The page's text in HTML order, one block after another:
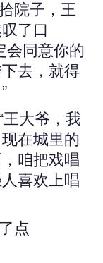
院子，王
了口
会同意你的
去，就得
王大爷，我
在城里的
咱把戏唱
喜欢上唱
点